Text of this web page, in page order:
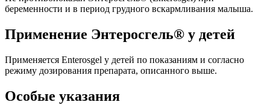
беременности и в период грудного вскармливания малыша.
Применение Энтеросгель® у детей
Применяется Enterosgel у детей по показаниям и согласно
режиму дозирования препарата, описанного выше.
Особые указания